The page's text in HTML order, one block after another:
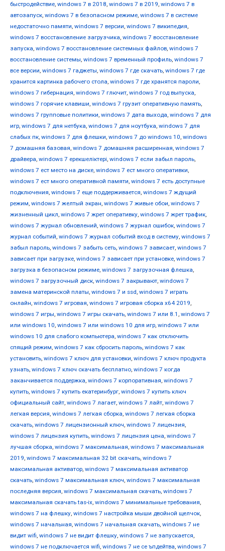
быстродействие, windows 7 в 2018, windows 7 в 2019, windows 7 в
автозапуск, windows 7 в безопасном режиме, windows 7 в системе
недостаточно памяти, windows 7 версии, windows 7 википедия,
windows 7 восстановление загрузчика, windows 7 восстановление
запуска, windows 7 восстановление системных файлов, windows 7
восстановление системы, windows 7 временный профиль, windows 7
все версии, windows 7 гаджеты, windows 7 где скачать, windows 7 где
хранится картинка рабочего стола, windows 7 где хранятся пароли,
windows 7 гибернация, windows 7 глючит, windows 7 год выпуска,
windows 7 горячие клавиши, windows 7 грузит оперативную память,
windows 7 групповые политики, windows 7 дата выхода, windows 7 для
игр, windows 7 для нетбука, windows 7 для ноутбука, windows 7 для
слабых пк, windows 7 для флешки, windows 7 до windows 10, windows
7 домашняя базовая, windows 7 домашняя расширенная, windows 7
драйвера, windows 7 ерекшеліктері, windows 7 если забыл пароль,
windows 7 ест место на диске, windows 7 ест много оперативки,
windows 7 ест много оперативной памяти, windows 7 есть доступные
подключения, windows 7 еще поддерживается, windows 7 ждущий
режим, windows 7 желтый экран, windows 7 живые обои, windows 7
жизненный цикл, windows 7 жрет оперативку, windows 7 жрет трафик,
windows 7 журнал обновлений, windows 7 журнал ошибок, windows 7
журнал событий, windows 7 журнал событий вход в систему, windows 7
забыл пароль, windows 7 забыть сеть, windows 7 зависает, windows 7
зависает при загрузке, windows 7 зависает при установке, windows 7
загрузка в безопасном режиме, windows 7 загрузочная флешка,
windows 7 загрузочный диск, windows 7 закрывают, windows 7
замена материнской платы, windows 7 и ssd, windows 7 играть
онлайн, windows 7 игровая, windows 7 игровая сборка x64 2019,
windows 7 игры, windows 7 игры скачать, windows 7 или 8.1 , windows 7
или windows 10, windows 7 или windows 10 для игр, windows 7 или
windows 10 для слабого компьютера, windows 7 как отключить
спящий режим, windows 7 как сбросить пароль, windows 7 как
установить, windows 7 ключ для установки, windows 7 ключ продукта
узнать, windows 7 ключ скачать бесплатно, windows 7 когда
заканчивается поддержка, windows 7 корпоративная, windows 7
купить, windows 7 купить екатеринбург, windows 7 купить ключ
официальный сайт, windows 7 лагает, windows 7 лайт, windows 7
легкая версия, windows 7 легкая сборка, windows 7 легкая сборка
скачать, windows 7 лицензионный ключ, windows 7 лицензия,
windows 7 лицензия купить, windows 7 лицензия цена, windows 7
лучшая сборка, windows 7 максимальная, windows 7 максимальная
2019, windows 7 максимальная 32 bit скачать, windows 7
максимальная активатор, windows 7 максимальная активатор
скачать, windows 7 максимальная ключ, windows 7 максимальная
последняя версия, windows 7 максимальная скачать, windows 7
максимальная скачать tas-ix, windows 7 минимальные требования,
windows 7 на флешку, windows 7 настройка мыши двойной щелчок,
windows 7 начальная, windows 7 начальная скачать, windows 7 не
видит wifi, windows 7 не видит флешку, windows 7 не запускается,
windows 7 не подключается wifi, windows 7 не се ъпдейтва, windows 7